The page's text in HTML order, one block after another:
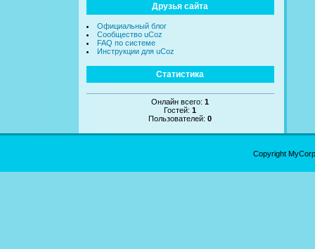
Друзья сайта
Официальный блог
Сообщество uCoz
FAQ по системе
Инструкции для uCoz
Статистика
Онлайн всего:1
Гостей:1
Пользователей:0
Copyright